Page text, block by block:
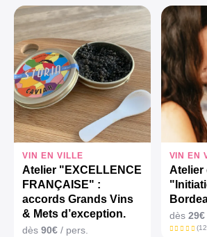
VIN EN VILLE
Atelier "EXCELLENCE
FRANÇAISE" :
accords Grands Vins
& Mets d’exception.
dès 90€ / pers.
VIN EN
Atelier
dès 29€